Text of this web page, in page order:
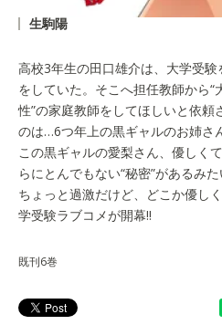
生駒陽
高校3年生の田口雄介は、大学受
をしていた。そこへ担任教師から
性”の家庭教師をしてほしいと依頼
のは…6つ年上の黒ギャルのお姉
この黒ギャルの愛梨さん、優しく
らにとんでもない“秘密”があるみた
ちょっと過激だけど、どこか優し
学受験ラブコメが開幕!!
既刊6巻